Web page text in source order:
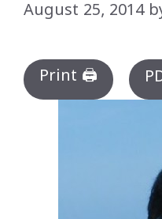
August 25, 2014
Print 🖨